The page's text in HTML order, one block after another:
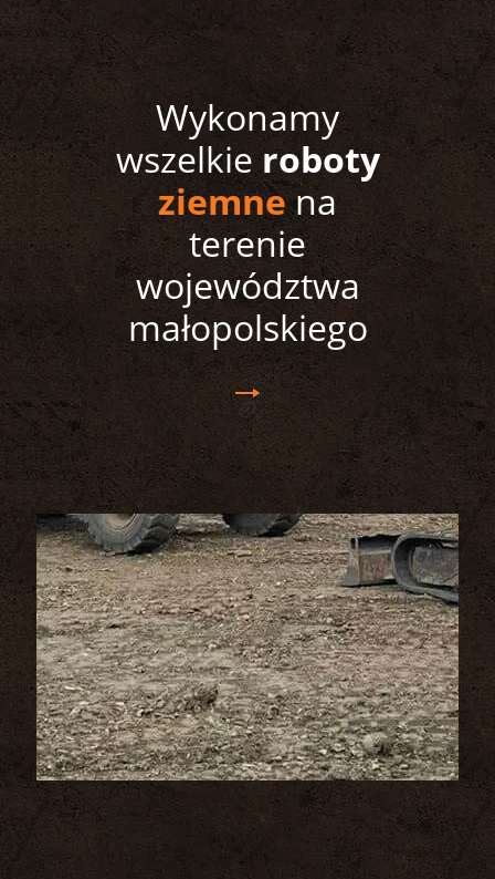
Wykonamy
wszelkieroboty
ziemnena
terenie
województwa
małopolskiego